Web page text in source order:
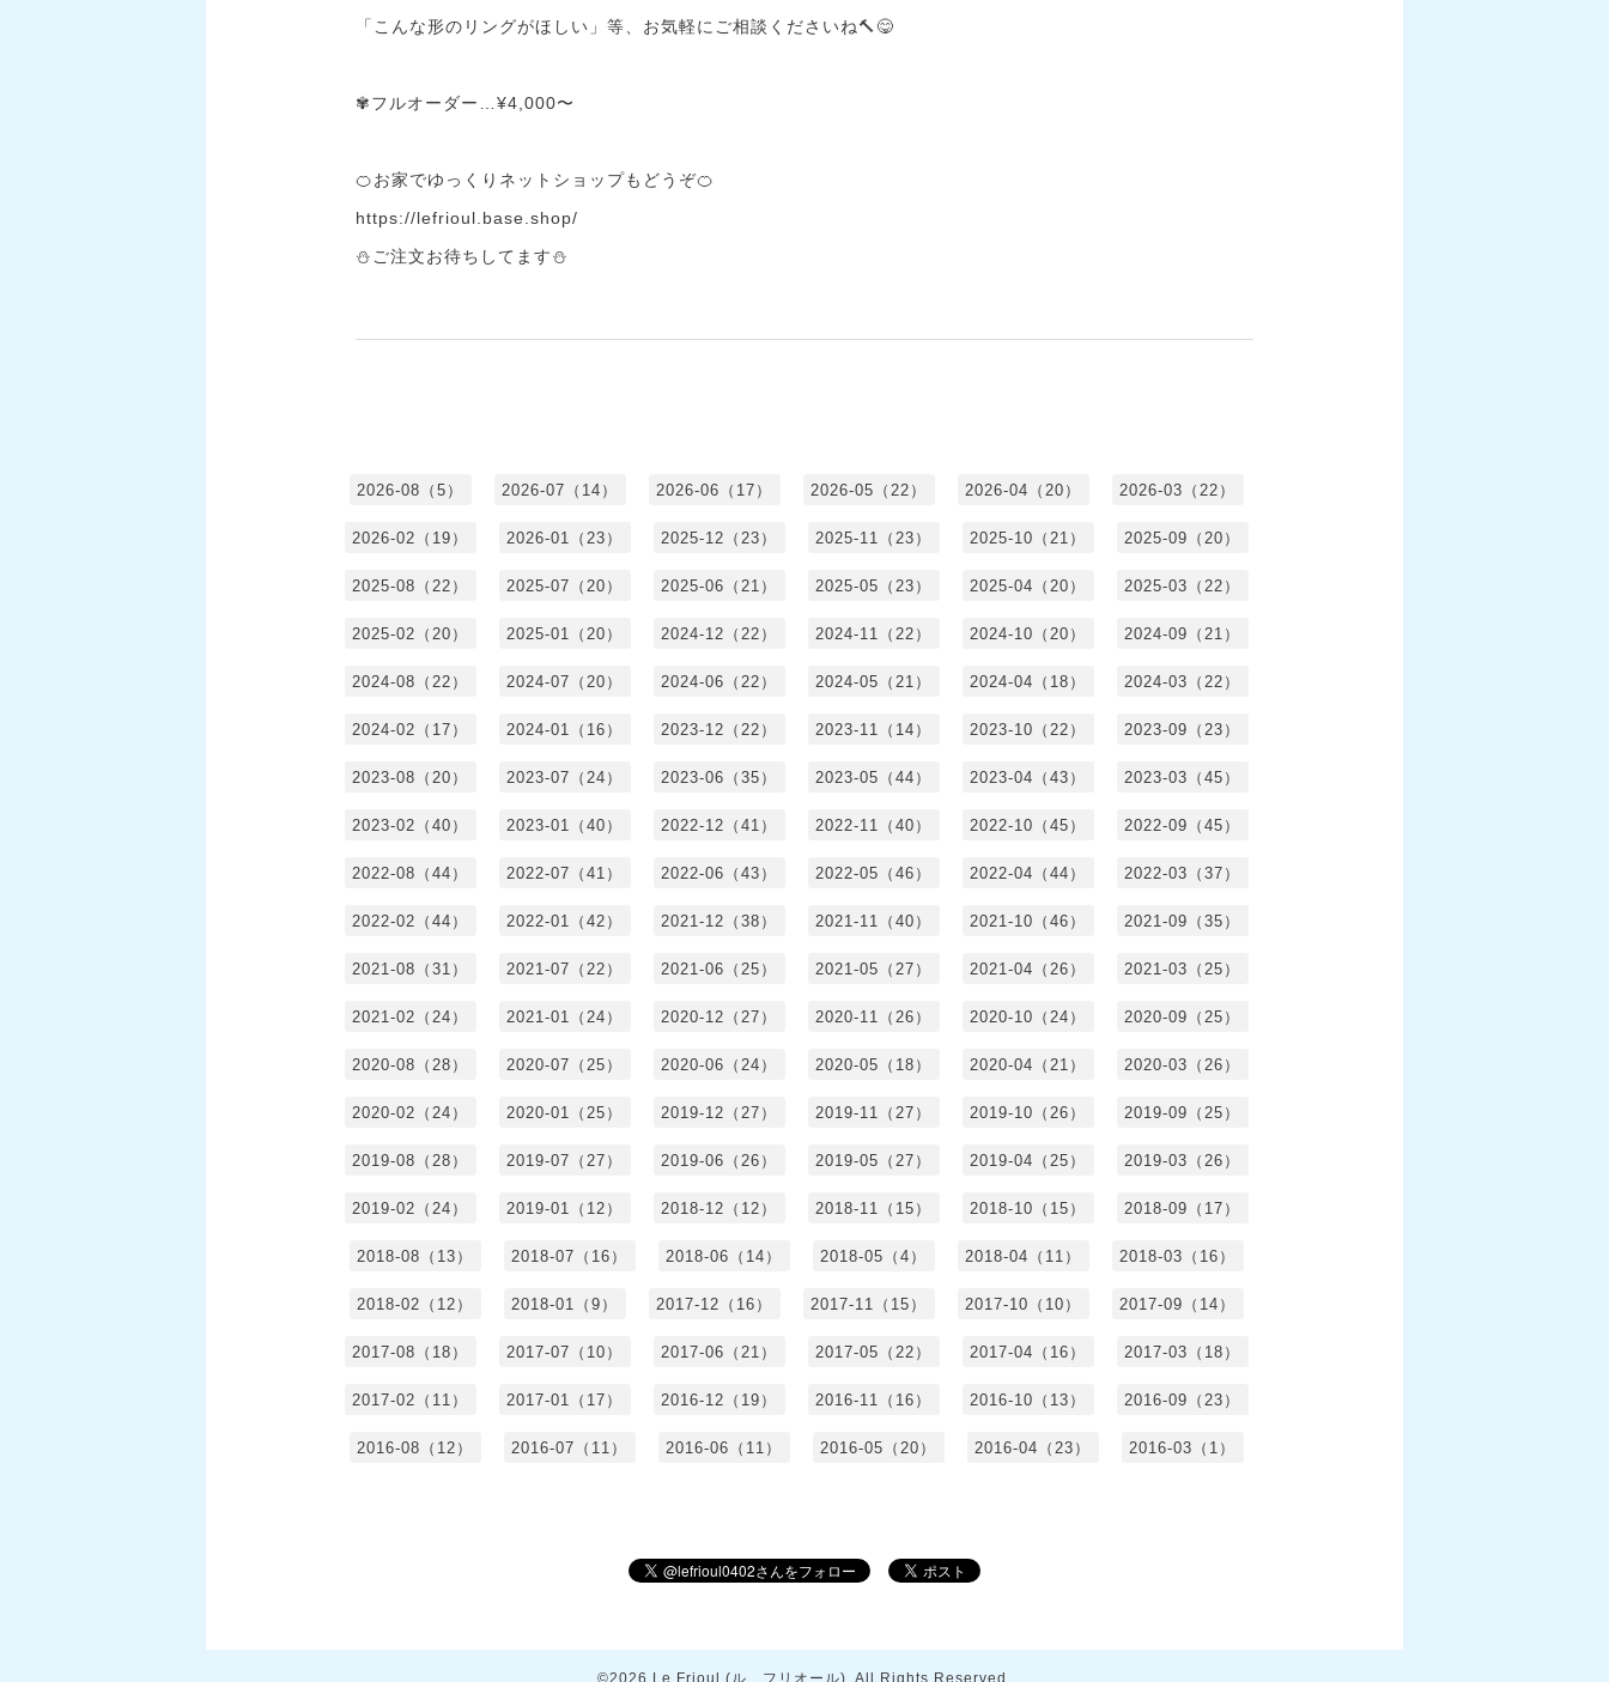
「こんな形のリングがほしい」等、お気軽にご相談くださいね🔨😋
✾フルオーダー…¥4,000〜
🍊お家でゆっくりネットショップもどうぞ🍊
https://lefrioul.base.shop/
⛄ご注文お待ちしてます⛄
2026-08（5） 2026-07（14） 2026-06（17） 2026-05（22） 2026-04（20） 2026-03（22）
2026-02（19） 2026-01（23） 2025-12（23） 2025-11（23） 2025-10（21） 2025-09（20）
2025-08（22） 2025-07（20） 2025-06（21） 2025-05（23） 2025-04（20） 2025-03（22）
2025-02（20） 2025-01（20） 2024-12（22） 2024-11（22） 2024-10（20） 2024-09（21）
2024-08（22） 2024-07（20） 2024-06（22） 2024-05（21） 2024-04（18） 2024-03（22）
2024-02（17） 2024-01（16） 2023-12（22） 2023-11（14） 2023-10（22） 2023-09（23）
2023-08（20） 2023-07（24） 2023-06（35） 2023-05（44） 2023-04（43） 2023-03（45）
2023-02（40） 2023-01（40） 2022-12（41） 2022-11（40） 2022-10（45） 2022-09（45）
2022-08（44） 2022-07（41） 2022-06（43） 2022-05（46） 2022-04（44） 2022-03（37）
2022-02（44） 2022-01（42） 2021-12（38） 2021-11（40） 2021-10（46） 2021-09（35）
2021-08（31） 2021-07（22） 2021-06（25） 2021-05（27） 2021-04（26） 2021-03（25）
2021-02（24） 2021-01（24） 2020-12（27） 2020-11（26） 2020-10（24） 2020-09（25）
2020-08（28） 2020-07（25） 2020-06（24） 2020-05（18） 2020-04（21） 2020-03（26）
2020-02（24） 2020-01（25） 2019-12（27） 2019-11（27） 2019-10（26） 2019-09（25）
2019-08（28） 2019-07（27） 2019-06（26） 2019-05（27） 2019-04（25） 2019-03（26）
2019-02（24） 2019-01（12） 2018-12（12） 2018-11（15） 2018-10（15） 2018-09（17）
2018-08（13） 2018-07（16） 2018-06（14） 2018-05（4） 2018-04（11） 2018-03（16）
2018-02（12） 2018-01（9） 2017-12（16） 2017-11（15） 2017-10（10） 2017-09（14）
2017-08（18） 2017-07（10） 2017-06（21） 2017-05（22） 2017-04（16） 2017-03（18）
2017-02（11） 2017-01（17） 2016-12（19） 2016-11（16） 2016-10（13） 2016-09（23）
2016-08（12） 2016-07（11） 2016-06（11） 2016-05（20） 2016-04（23） 2016-03（1）